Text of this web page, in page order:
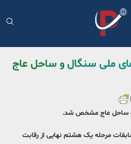
ملی سنگال و ساحل عاج
و ساحل عاج مشخص شد.
مرحله یک هشتم نهایی از رقابت